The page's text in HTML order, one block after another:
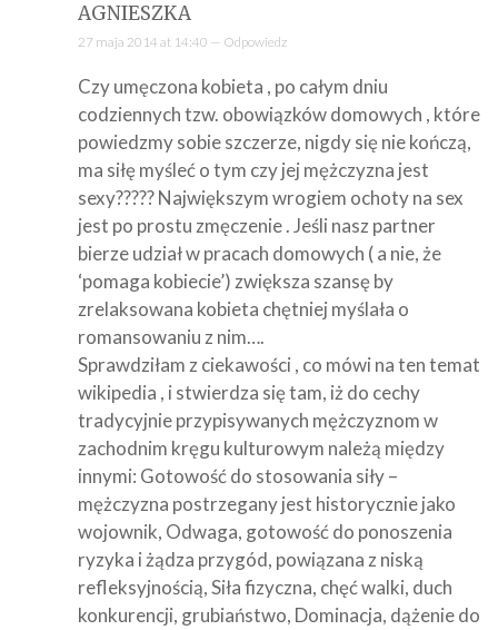
AGNIESZKA
27 maja 2014 at 14:40 — Odpowiedz
Czy umęczona kobieta , po całym dniu
codziennych tzw. obowiązków domowych , które
powiedzmy sobie szczerze, nigdy się nie kończą,
ma siłę myśleć o tym czy jej mężczyzna jest
sexy????? Największym wrogiem ochoty na sex
jest po prostu zmęczenie . Jeśli nasz partner
bierze udział w pracach domowych ( a nie, że
‘pomaga kobiecie’) zwiększa szansę by
zrelaksowana kobieta chętniej myślała o
romansowaniu z nim….
Sprawdziłam z ciekawości , co mówi na ten temat
wikipedia , i stwierdza się tam, iż do cechy
tradycyjnie przypisywanych mężczyznom w
zachodnim kręgu kulturowym należą między
innymi: Gotowość do stosowania siły –
mężczyzna postrzegany jest historycznie jako
wojownik, Odwaga, gotowość do ponoszenia
ryzyka i żądza przygód, powiązana z niską
refleksyjnością, Siła fizyczna, chęć walki, duch
konkurencji, grubiaństwo, Dominacja, dążenie do